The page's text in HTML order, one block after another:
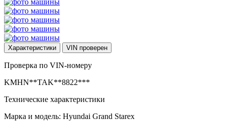
Характеристики VIN проверен
Проверка по VIN-номеру
KMHN**TAK**8822***
Технические характеристики
Марка и модель: Hyundai Grand Starex